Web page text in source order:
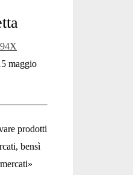
maggio
prodotti
bensì